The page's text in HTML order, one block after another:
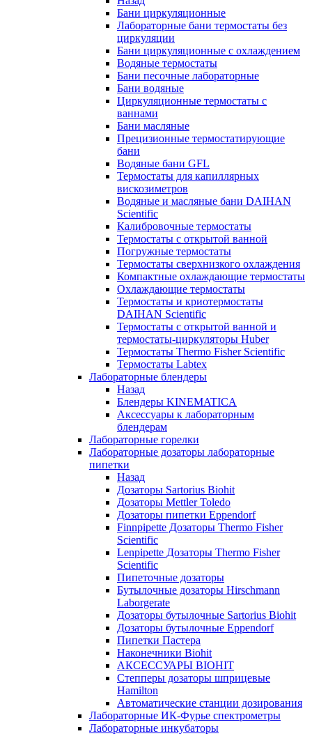
Бани циркуляционные
Лабораторные бани термостаты без
циркуляции
Бани циркуляционные с охлаждением
Водяные термостаты
Бани песочные лабораторные
Бани водяные
Циркуляционные термостаты с
ваннами
Бани масляные
Прецизионные термостатирующие
бани
Водяные бани GFL
Термостаты для капиллярных
вискозиметров
Водяные и масляные бани DAIHAN
Scientific
Калибровочные термостаты
Термостаты с открытой ванной
Погружные термостаты
Термостаты сверхнизкого охлаждения
Компактные охлаждающие термостаты
Охлаждающие термостаты
Термостаты и криотермостаты
DAIHAN Scientific
Термостаты с открытой ванной и
термостаты-циркуляторы Huber
Термостаты Thermo Fisher Scientific
Термостаты Labtex
Лабораторные блендеры
Назад
Блендеры KINEMATICA
Аксессуары к лабораторным
блендерам
Лабораторные горелки
Лабораторные дозаторы лабораторные
пипетки
Назад
Дозаторы Sartorius Biohit
Дозаторы Mettler Toledo
Дозаторы пипетки Eppendorf
Finnpipette Дозаторы Thermo Fisher
Scientific
Lenpipette Дозаторы Thermo Fisher
Scientific
Пипеточные дозаторы
Бутылочные дозаторы Hirschmann
Laborgerate
Дозаторы бутылочные Sartorius Biohit
Дозаторы бутылочные Eppendorf
Пипетки Пастера
Наконечники Biohit
АКСЕССУАРЫ BIOHIT
Степперы дозаторы шприцевые
Hamilton
Автоматические станции дозирования
Лабораторные ИК-Фурье спектрометры
Лабораторные инкубаторы